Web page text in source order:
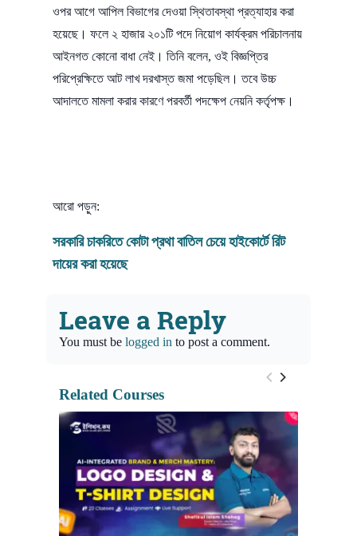
ওপর আগে আপিল বিভাগের দেওয়া স্থিতাবস্থা প্রত্যাহার করা
হয়েছে। ফলে ২ হাজার ২০১টি পদে নিয়োগ কার্যক্রম পরিচালনায়
আইনগত কোনো বাধা নেই। তিনি বলেন, ওই বিজ্ঞপ্তির
পরিপ্রেক্ষিতে আট লাখ দরখাস্ত জমা পড়েছিল। তবে উচ্চ
আদালতে মামলা করার কারণে পরবর্তী পদক্ষেপ নেয়নি কর্তৃপক্ষ।
আরো পড়ুন:
সরকারি চাকরিতে কোটা প্রথা বাতিল চেয়ে হাইকোর্টে রিট
দায়ের করা হয়েছে
Leave a Reply
You must be logged in to post a comment.
Related Courses